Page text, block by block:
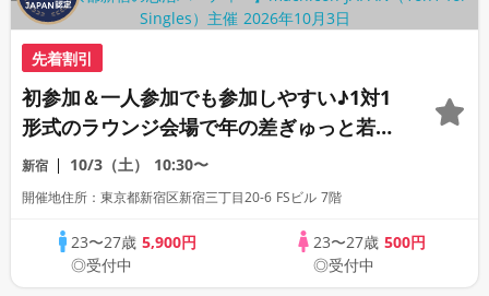
先着割引
初参加＆一人参加でも参加しやすい♪1対1
形式のラウンジ会場で年の差ぎゅっと若め
の同世代恋活パーティー♪《上質な1対1相
席専用会場》《全席半個室》《飲み放題付
新宿 10/3（土） 10:30〜
開催地住所：東京都新宿区新宿三丁目20-6 FSビル 7階
23〜27歳5,900円
◎受付中
23〜27歳 500円
◎受付中